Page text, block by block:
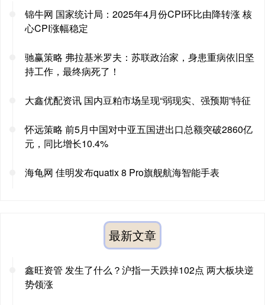
锦牛网 国家统计局：2025年4月份CPI环比由降转涨 核
心CPI涨幅稳定
驰赢策略 弗拉基米罗夫：苏联政治家，身患重病依旧坚
持工作，最终病死了！
大鑫优配资讯 国内豆粕市场呈现“弱现实、强预期”特征
怀远策略 前5月中国对中亚五国进出口总额突破2860亿
元，同比增长10.4%
海龟网 佳明发布quatix 8 Pro旗舰航海智能手表
最新文章
鑫旺资管 发生了什么？沪指一天跌掉102点 两大板块逆
势领涨